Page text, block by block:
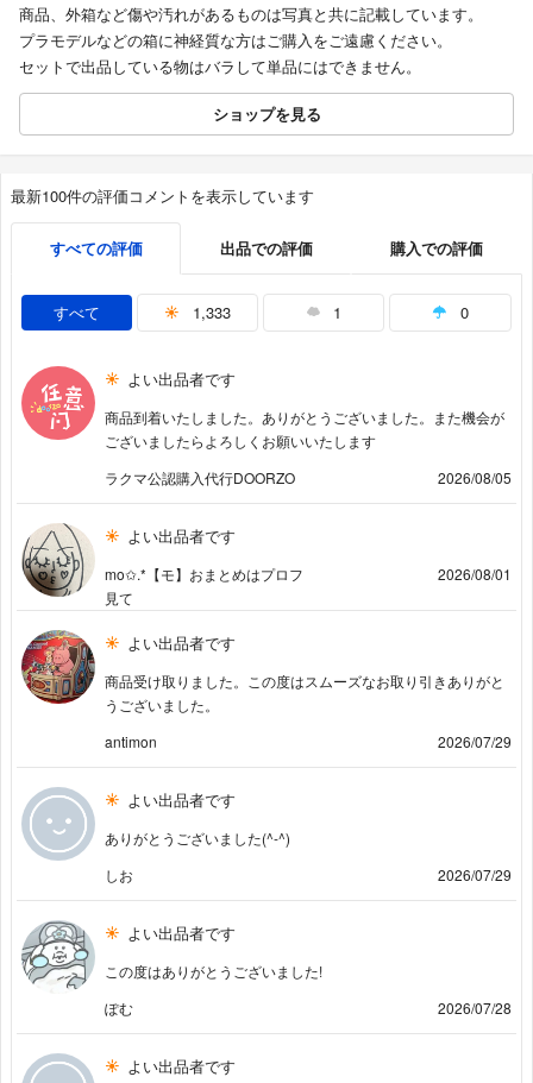
商品、外箱など傷や汚れがあるものは写真と共に記載しています。
プラモデルなどの箱に神経質な方はご購入をご遠慮ください。
セットで出品している物はバラして単品にはできません。
ショップを見る
最新100件の評価コメントを表示しています
すべての評価 出品での評価 購入での評価
すべて 1,333 1 0
よい出品者です
商品到着いたしました。ありがとうございました。また機会が
ございましたらよろしくお願いいたします
ラクマ公認購入代行DOORZO
2026/08/05
よい出品者です
mo✩.*【モ】おまとめはプロフ
見て
2026/08/01
よい出品者です
商品受け取りました。この度はスムーズなお取り引きありがと
うございました。
antimon
2026/07/29
よい出品者です
ありがとうございました(^-^)
しお
2026/07/29
よい出品者です
この度はありがとうございました!
ぽむ
2026/07/28
よい出品者です